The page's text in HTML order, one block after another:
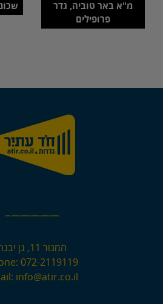
מ"א באר טוביה, גדר
פרופילים
—————–
המנור 11, גן יבנה
072-2119119
info@atir.co.il